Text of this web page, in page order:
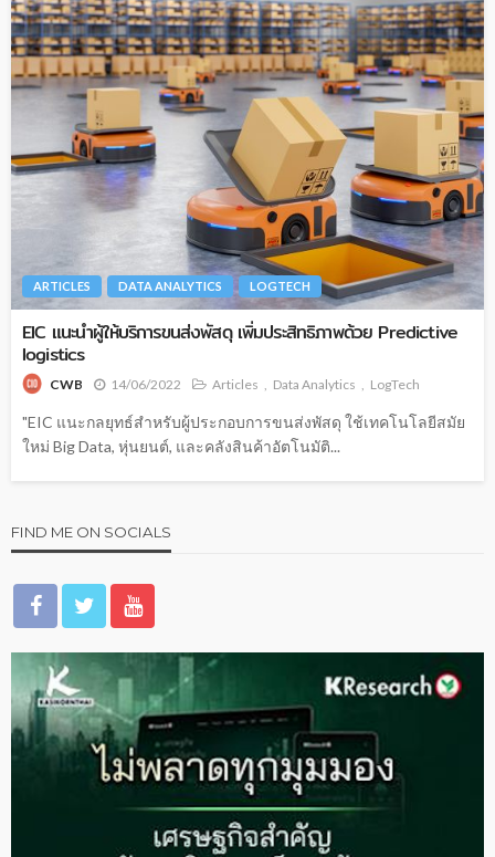
ARTICLES DATA ANALYTICS LOGTECH
EIC แนะนำผู้ให้บริการขนส่งพัสดุ เพิ่มประสิทธิภาพด้วย Predictive
logistics
CWB 14/06/2022 Articles Data Analytics LogTech
"EIC แนะกลยุทธ์สำหรับผู้ประกอบการขนส่งพัสดุ ใช้เทคโนโลยีสมัย
ใหม่ Big Data, หุ่นยนต์, และคลังสินค้าอัตโนมัติ...
FIND ME ON SOCIALS